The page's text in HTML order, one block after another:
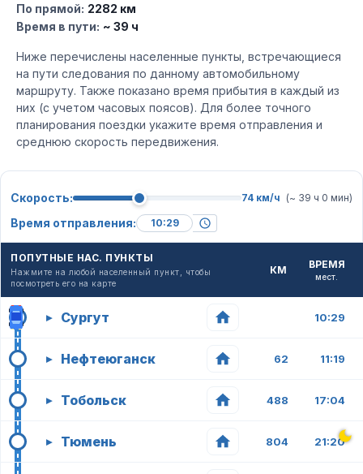
По прямой: 2282 км
Время в пути: ~ 39 ч
Ниже перечислены населенные пункты, встречающиеся
на пути следования по данному автомобильному
маршруту. Также показано время прибытия в каждый из
них (с учетом часовых поясов). Для более точного
планирования поездки укажите время отправления и
среднюю скорость передвижения.
Скорость: 74 км/ч (~ 39 ч 0 мин)
Время отправления:
ПОПУТНЫЕ НАС. ПУНКТЫ
Нажмите на любой населенный пункт, чтобы
посмотреть его на карте
КМ ВРЕМЯ
мест.
▸ Сургут 10:29
▸ Нефтеюганск 62 11:19
▸ Тобольск 488 17:04
▸ Тюмень 804 21:20